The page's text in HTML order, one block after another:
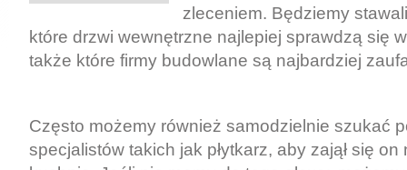
zleceniem. Będziemy
które drzwi wewnętrzne najlepiej sprawdzą się
także które firmy budowlane są najbardziej
Często możemy również samodzielnie szukać
specjalistów takich jak płytkarz, aby zajął się on